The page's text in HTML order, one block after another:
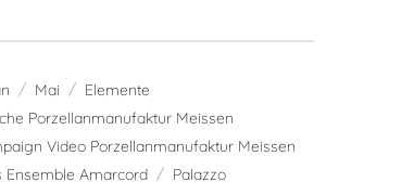
Mai
Elemente
Porzellanmanufaktur Meissen
Video Porzellanmanufaktur Meissen
Ensemble Amarcord
Palazzo